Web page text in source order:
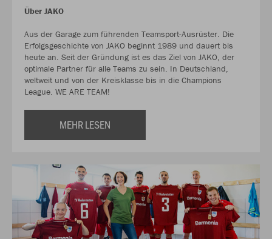
Über JAKO
Aus der Garage zum führenden Teamsport-Ausrüster. Die
Erfolgsgeschichte von JAKO beginnt 1989 und dauert bis
heute an. Seit der Gründung ist es das Ziel von JAKO, der
optimale Partner für alle Teams zu sein. In Deutschland,
weltweit und von der Kreisklasse bis in die Champions
League. WE ARE TEAM!
MEHR LESEN